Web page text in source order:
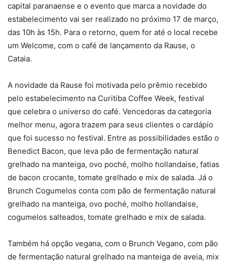
capital paranaense e o evento que marca a novidade do
estabelecimento vai ser realizado no próximo 17 de março,
das 10h às 15h. Para o retorno, quem for até o local recebe
um Welcome, com o café de lançamento da Rause, o
Cataia.
A novidade da Rause foi motivada pelo prêmio recebido
pelo estabelecimento na Curitiba Coffee Week, festival
que celebra o universo do café. Vencedoras da categoria
melhor menu, agora trazem para seus clientes o cardápio
que foi sucesso no festival. Entre as possibilidades estão o
Benedict Bacon, que leva pão de fermentação natural
grelhado na manteiga, ovo poché, molho hollandaise, fatias
de bacon crocante, tomate grelhado e mix de salada. Já o
Brunch Cogumelos conta com pão de fermentação natural
grelhado na manteiga, ovo poché, molho hollandaise,
cogumelos salteados, tomate grelhado e mix de salada.
Também há opção vegana, com o Brunch Vegano, com pão
de fermentação natural grelhado na manteiga de aveia, mix